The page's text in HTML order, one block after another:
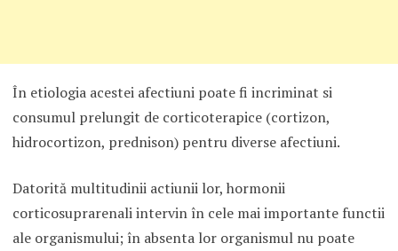
În etiologia acestei afectiuni poate fi incriminat si
consumul prelungit de corticoterapice (cortizon,
hidrocortizon, prednison) pentru diverse afectiuni.
Datorită multitudinii actiunii lor, hormonii
corticosuprarenali intervin în cele mai importante functii
ale organismului; în absenta lor organismul nu poate